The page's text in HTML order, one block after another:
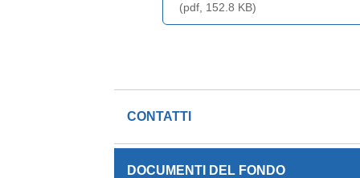
CONTATTI
DOCUMENTI DEL FONDO
(pdf, 152.8 KB)